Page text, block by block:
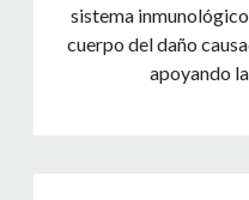
sistema
cuerpo del daño
apoyando